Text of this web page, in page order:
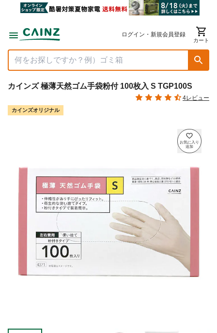
ログイン・新規会員登録
カート
カインズ 極薄天然ゴム手袋粉付 100枚入 S TGP100S
4レビュー
カインズオリジナル